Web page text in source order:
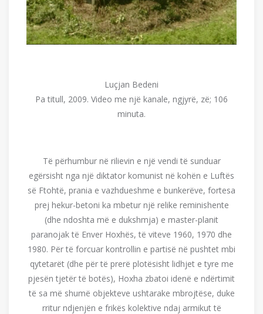
Luçjan Bedeni
Pa titull, 2009. Video me një kanale, ngjyrë, zë; 106
minuta.
Të përhumbur në rilievin e një vendi të sunduar
egërsisht nga një diktator komunist në kohën e Luftës
së Ftohtë, prania e vazhdueshme e bunkerëve, fortesa
prej hekur-betoni ka mbetur një relike reminishente
(dhe ndoshta më e dukshmja) e master-planit
paranojak të Enver Hoxhës, të viteve 1960, 1970 dhe
1980. Për të forcuar kontrollin e partisë në pushtet mbi
qytetarët (dhe për të prerë plotësisht lidhjet e tyre me
pjesën tjetër të botës), Hoxha zbatoi idenë e ndërtimit
të sa më shumë objekteve ushtarake mbrojtëse, duke
rritur ndjenjën e frikës kolektive ndaj armikut të